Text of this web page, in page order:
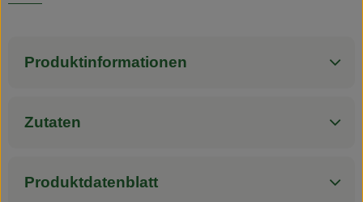
Produktinformationen
Zutaten
Produktdatenblatt